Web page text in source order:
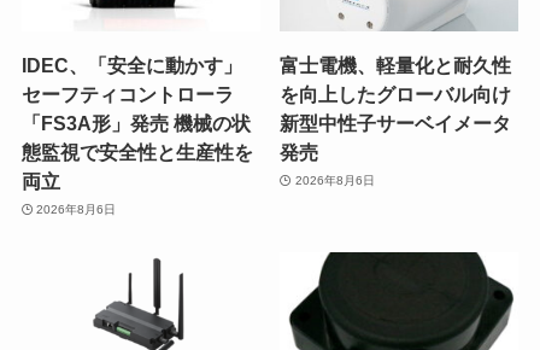
IDEC、「安全に動かす」
セーフティコントローラ
「FS3A形」発売 機械の状
態監視で安全性と生産性を
両立
2026年8月6日
富士電機、軽量化と耐久性
を向上したグローバル向け
新型中性子サーベイメータ
発売
2026年8月6日